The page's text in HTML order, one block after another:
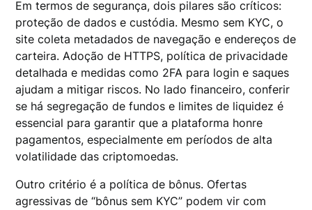
Em termos de segurança, dois pilares são críticos:
proteção de dados e custódia. Mesmo sem KYC, o
site coleta metadados de navegação e endereços de
carteira. Adoção de HTTPS, política de privacidade
detalhada e medidas como 2FA para login e saques
ajudam a mitigar riscos. No lado financeiro, conferir
se há segregação de fundos e limites de liquidez é
essencial para garantir que a plataforma honre
pagamentos, especialmente em períodos de alta
volatilidade das criptomoedas.
Outro critério é a política de bônus. Ofertas
agressivas de “bônus sem KYC” podem vir com